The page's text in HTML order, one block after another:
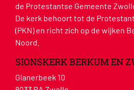
de Protestantse Gemeente
De kerk behoort tot de
(PKN) en richt zich op de wijken
Noord.
SIONSKERK BERKUM EN
Glanerbeek 10